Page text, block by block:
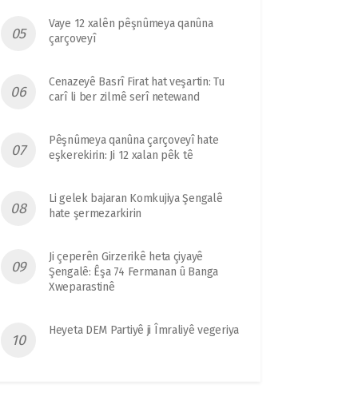
Vaye 12 xalên pêşnûmeya qanûna
çarçoveyî
Cenazeyê Basrî Firat hat veşartin: Tu
carî li ber zilmê serî netewand
Pêşnûmeya qanûna çarçoveyî hate
eşkerekirin: Ji 12 xalan pêk tê
Li gelek bajaran Komkujiya Şengalê
hate şermezarkirin
Ji çeperên Girzerikê heta çiyayê
Şengalê: Êşa 74 Fermanan û Banga
Xweparastinê
Heyeta DEM Partiyê ji Îmraliyê vegeriya